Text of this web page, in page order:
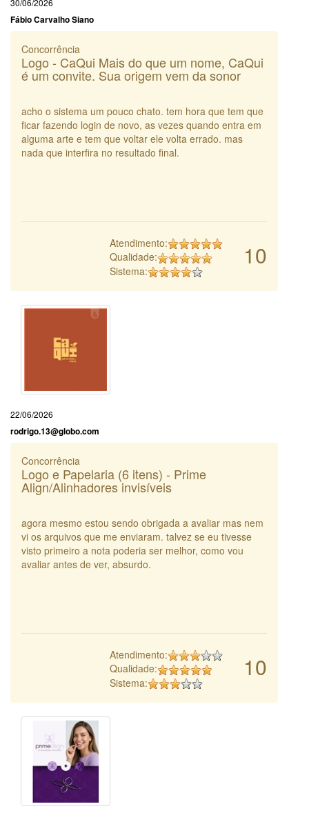
30/06/2026
Fábio Carvalho Siano
Concorrência
Logo - CaQui Mais do que um nome, CaQui
é um convite. Sua origem vem da sonor
acho o sistema um pouco chato. tem hora que tem que
ficar fazendo login de novo, as vezes quando entra em
alguma arte e tem que voltar ele volta errado. mas
nada que interfira no resultado final.
10
Atendimento:
Qualidade:
Sistema:
22/06/2026
rodrigo.13@globo.com
Concorrência
Logo e Papelaria (6 itens) - Prime
Align/Alinhadores invisíveis
agora mesmo estou sendo obrigada a avaliar mas nem
vi os arquivos que me enviaram. talvez se eu tivesse
visto primeiro a nota poderia ser melhor, como vou
avaliar antes de ver, absurdo.
10
Atendimento:
Qualidade:
Sistema: